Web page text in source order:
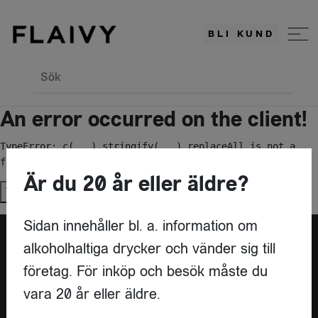
BLI KUND
Sök
An error occurred on the client!
TypeError: c(...).stringify(...).replaceAll is not a
function
Try again
Är du leverantör?
Är du 20 år eller äldre?
Sidan innehåller bl. a. information om
alkoholhaltiga drycker och vänder sig till
företag. För inköp och besök måste du
vara 20 år eller äldre.